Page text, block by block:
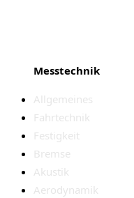
Messtechnik
Allgemeines
Fahrtechnik
Festigkeit
Bremse
Akustik
Aerodynamik